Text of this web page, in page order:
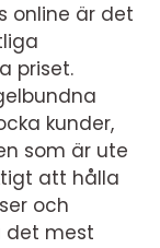
online är det
priset.
kunder,
som är ute
att hålla
och
det mest